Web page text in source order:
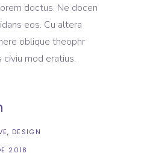
doctus. Ne docen
eos. Cu altera
oblique theophr
mod eratius.
DESIGN
2018